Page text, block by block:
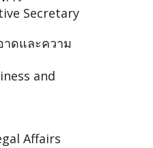
Secretary
าดและความ
and
Affairs